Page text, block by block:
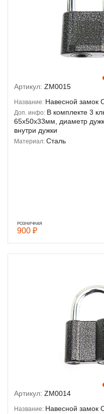
Артикул: ZM0015
Название: Навесной
Доп. инфо: В комплекте 3
65х50х33мм, диаметр
внутри дужки
Материал: Сталь
РОЗНИЧНАЯ
900 ₽
Артикул: ZM0014
Название: Навесной